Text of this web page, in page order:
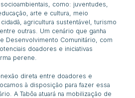
como: juventudes,
arte e cultura, meio
agricultura sustentável, turismo
outras. Um cenário que ganha
Desenvolvimento Comunitário, com
doadores e iniciativas
perene.
direta entre doadores e
à disposição para fazer essa
A Tabôa atuará na mobilização de